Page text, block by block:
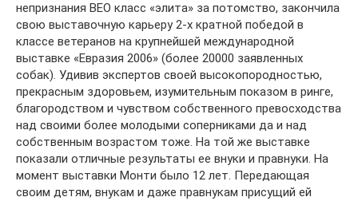
непризнания ВЕО класс «элита» за потомство, закончила
свою выставочную карьеру 2-х кратной победой в
классе ветеранов на крупнейшей международной
выставке «Евразия 2006» (более 20000 заявленных
собак). Удивив экспертов своей высокопородностью,
прекрасным здоровьем, изумительным показом в ринге,
благородством и чувством собственного превосходства
над своими более молодыми соперниками да и над
собственным возрастом тоже. На той же выставке
показали отличные результаты ее внуки и правнуки. На
момент выставки Монти было 12 лет. Передающая
своим детям, внукам и даже правнукам присущий ей